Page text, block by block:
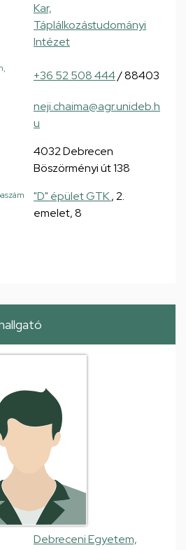
Kar,
Táplálkozástudományi
Intézet
+36 52 508 444/ 88403
neji.chaima@agr.unideb.h
u
4032 Debrecen
Böszörményi út 138
"D" épület GTK, 2.
emelet, 8
Debreceni Egyetem,